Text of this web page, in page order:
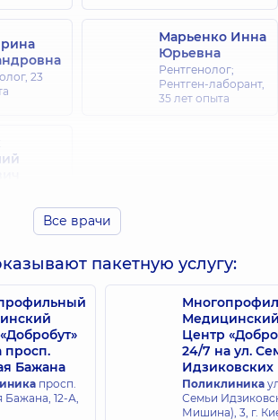
23
Марьенко Инна
Юрьевна
Рентгенолог;
Рентген-лаборант,
35 лет опыта
Все врачи
пакетную услугу:
просп.
Бажана
просп.
Бажана, 12-А,
Центр
24/7 на ул.
Идзиковских
Поликлиника
Семьи
Мишина), 3, г.